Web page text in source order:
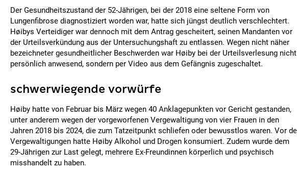
Der Gesundheitszustand der 52-Jährigen, bei der 2018 eine seltene Form von
Lungenfibrose diagnostiziert worden war, hatte sich jüngst deutlich verschlechtert.
Høibys Verteidiger war dennoch mit dem Antrag gescheitert, seinen Mandanten vor
der Urteilsverkündung aus der Untersuchungshaft zu entlassen. Wegen nicht näher
bezeichneter gesundheitlicher Beschwerden war Høiby bei der Urteilsverlesung nicht
persönlich anwesend, sondern per Video aus dem Gefängnis zugeschaltet.
schwerwiegende vorwürfe
Høiby hatte von Februar bis März wegen 40 Anklagepunkten vor Gericht gestanden,
unter anderem wegen der vorgeworfenen Vergewaltigung von vier Frauen in den
Jahren 2018 bis 2024, die zum Tatzeitpunkt schliefen oder bewusstlos waren. Vor
Vergewaltigungen hatte Høiby Alkohol und Drogen konsumiert. Zudem wurde dem
29-Jährigen zur Last gelegt, mehrere Ex-Freundinnen körperlich und psychisch
misshandelt zu haben.